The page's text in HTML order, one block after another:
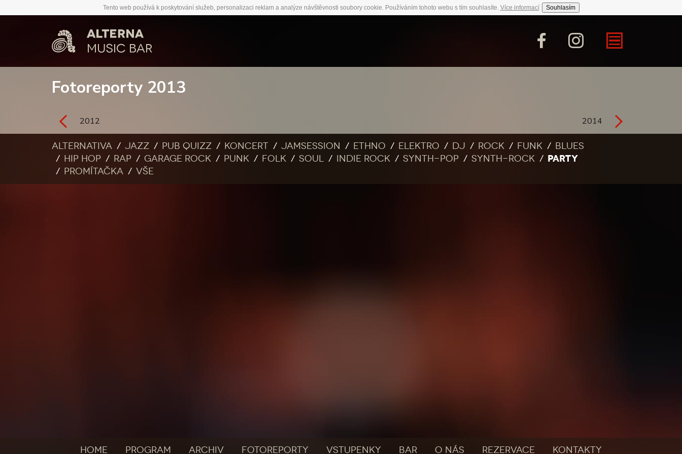
Tento web používá k poskytování služeb, personalizaci reklam a analýze návštěvnosti soubory cookie. Používáním tohoto webu s tím souhlasíte. Více informací Souhlasím
Fotoreporty 2013
2012 2014
Alternativa Jazz Pub quizz Koncert Jamsession Ethno Elektro DJ Rock Funk
Blues
Hip Hop
Rap Garage rock Punk Folk Soul Indie rock Synth-pop Synth-rock PARTY
Promítačka Vše
HOME PROGRAM ARCHIV FOTOREPORTY VSTUPENKY BAR O NÁS REZERVACE KONTAKTY